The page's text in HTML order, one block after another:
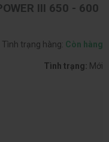
III 650 - 600
Tình trạng hàng: Còn hàng
Tình trạng: Mới